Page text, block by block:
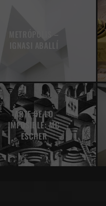
IGNASI ABALLÍ
ARTE DE LO
IMPOSIBLE: MC
ESCHER